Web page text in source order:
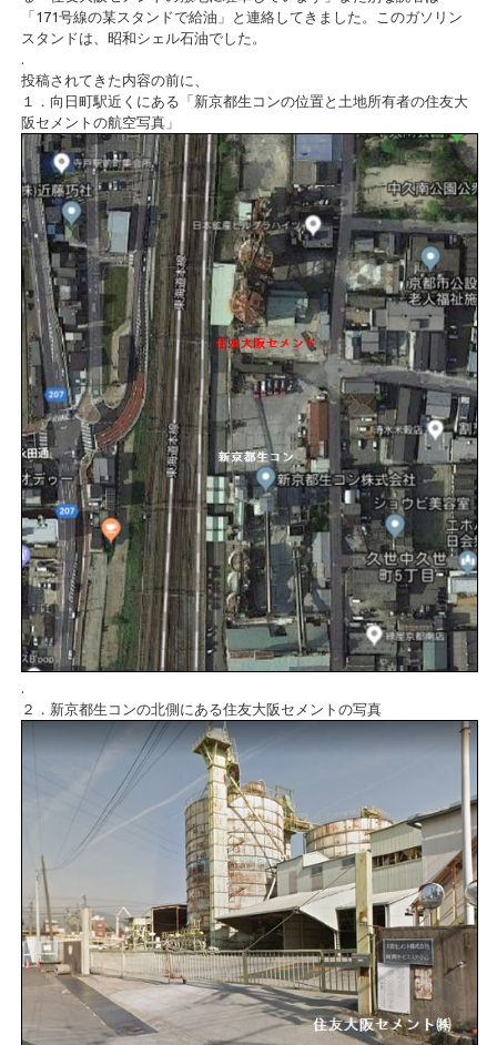
「171号線の某スタンドで給油」と連絡してきました。このガソリン
スタンドは、昭和シェル石油でした。
.
投稿されてきた内容の前に、
１．向日町駅近くにある「新京都生コンの位置と土地所有者の住友大
阪セメントの航空写真」
.
２．新京都生コンの北側にある住友大阪セメントの写真